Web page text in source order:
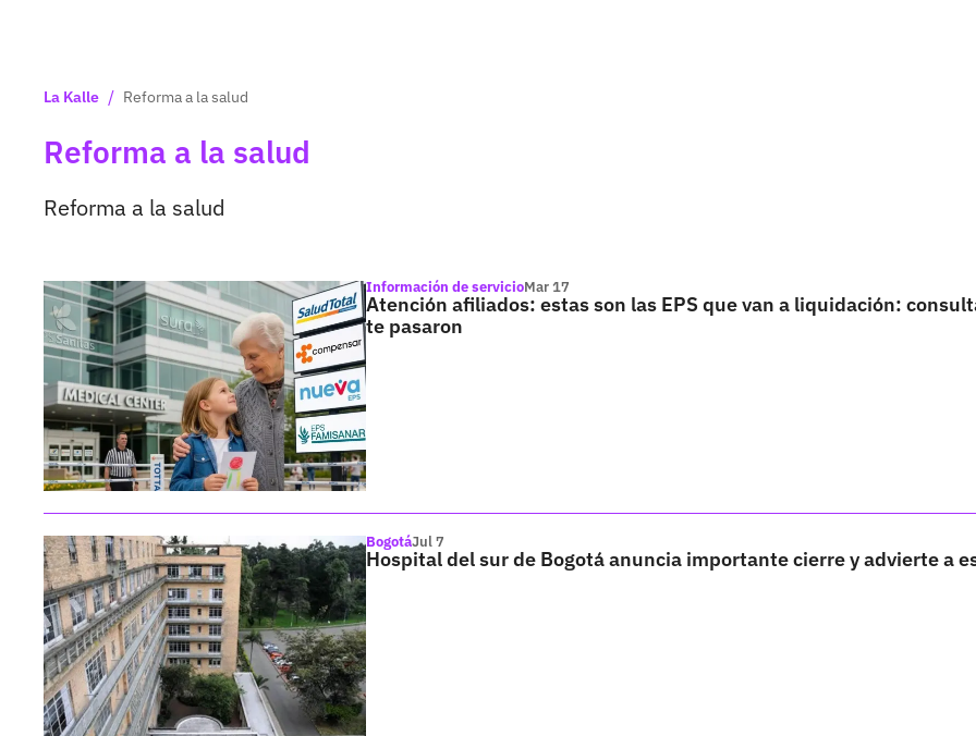
La Kalle / Reforma a la salud
Reforma a la salud
Reforma a la salud
Información de servicioMar 17
Atención afiliados: estas son las EPS que van a liquidación:
te pasaron
BogotáJul 7
Hospital del sur de Bogotá anuncia importante cierre y advierte a